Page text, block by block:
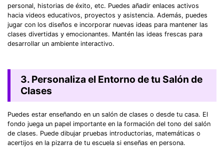
personal, historias de éxito, etc. Puedes añadir enlaces activos
hacia videos educativos, proyectos y asistencia. Además, puedes
jugar con los diseños e incorporar nuevas ideas para mantener las
clases divertidas y emocionantes. Mantén las ideas frescas para
desarrollar un ambiente interactivo.
3. Personaliza el Entorno de tu Salón de
Clases
Puedes estar enseñando en un salón de clases o desde tu casa. El
fondo juega un papel importante en la formación del tono del salón
de clases. Puede dibujar pruebas introductorias, matemáticas o
acertijos en la pizarra de tu escuela si enseñas en persona.